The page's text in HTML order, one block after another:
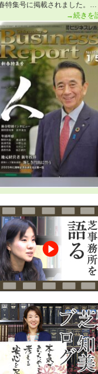
特集号に掲載されました。…
→続きを